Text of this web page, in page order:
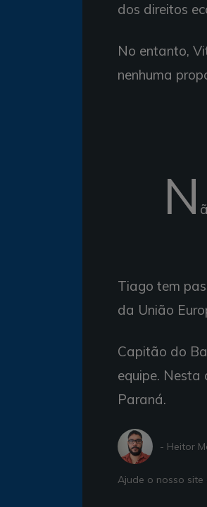
dos direitos
No entanto,
nenhuma
N
Tiago tem
da União
Capitão do
equipe.
Paraná.
- Heitor
Ajude o nosso